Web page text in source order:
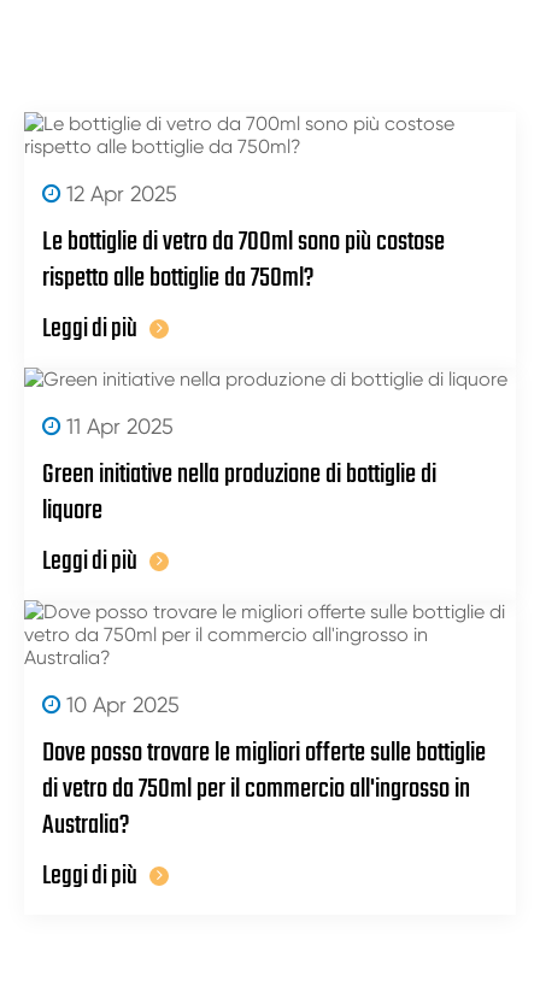
12 Apr 2025
Le bottiglie di vetro da 700ml sono più costose
rispetto alle bottiglie da 750ml?
Leggi di più
11 Apr 2025
Green initiative nella produzione di bottiglie di
liquore
Leggi di più
10 Apr 2025
Dove posso trovare le migliori offerte sulle bottiglie
di vetro da 750ml per il commercio all'ingrosso in
Australia?
Leggi di più